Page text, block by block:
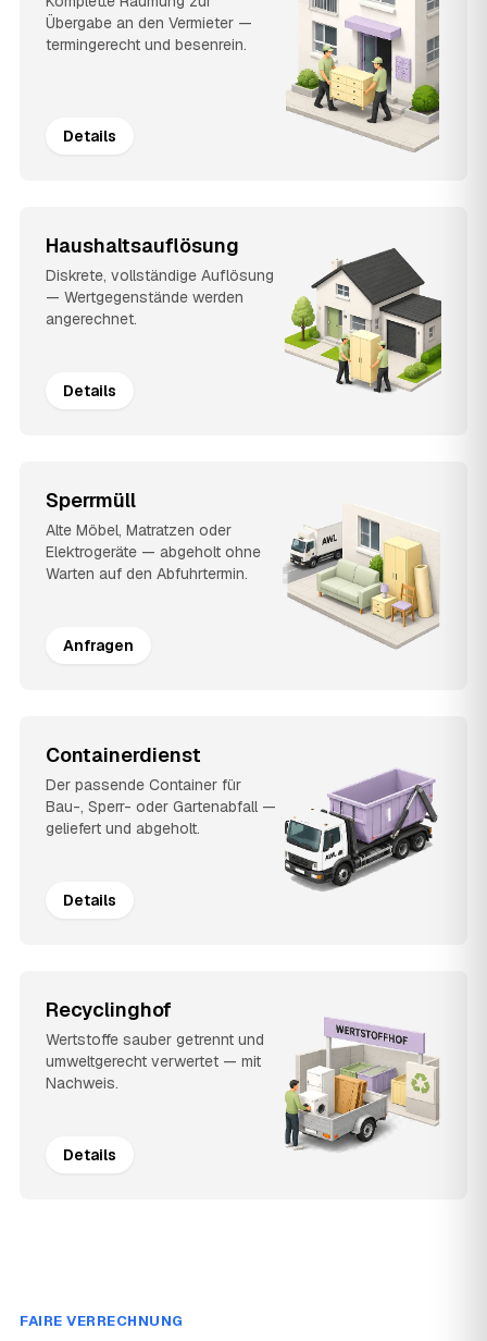
Übergabe an den Vermieter —
termingerecht und besenrein.
Details
Haushaltsauflösung
Diskrete, vollständige Auflösung
— Wertgegenstände werden
angerechnet.
Details
Sperrmüll
Alte Möbel, Matratzen oder
Elektrogeräte — abgeholt ohne
Warten auf den Abfuhrtermin.
Anfragen
Containerdienst
Der passende Container für
Bau-, Sperr- oder Gartenabfall —
geliefert und abgeholt.
Details
Recyclinghof
Wertstoffe sauber getrennt und
umweltgerecht verwertet — mit
Nachweis.
Details
FAIRE VERRECHNUNG